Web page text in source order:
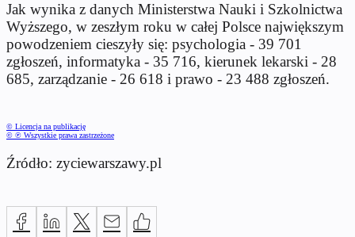
Jak wynika z danych Ministerstwa Nauki i Szkolnictwa
Wyższego, w zeszłym roku w całej Polsce największym
powodzeniem cieszyły się: psychologia - 39 701
zgłoszeń, informatyka - 35 716, kierunek lekarski - 28
685, zarządzanie - 26 618 i prawo - 23 488 zgłoszeń.
© Licencja na publikację
© ℗ Wszystkie prawa zastrzeżone
Źródło: zyciewarszawy.pl